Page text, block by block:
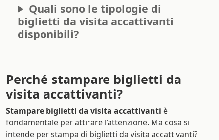
Quali sono le tipologie di
biglietti da visita accattivanti
disponibili?
Perché stampare biglietti da
visita accattivanti?
Stampare biglietti da visita accattivanti è
fondamentale per attirare l’attenzione. Ma cosa si
intende per stampa di biglietti da visita accattivanti?